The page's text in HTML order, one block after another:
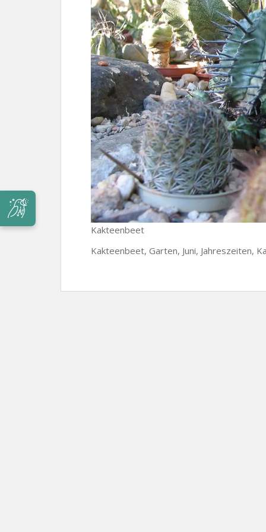
Kakteenbeet
Kakteenbeet, Garten, Juni, Jahreszeiten,